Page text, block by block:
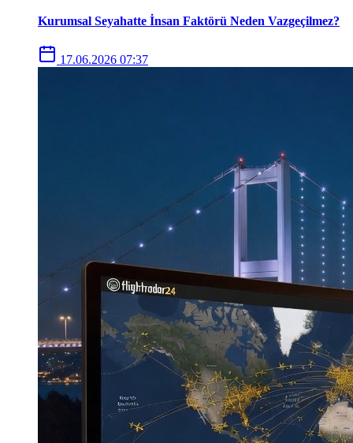
Kurumsal Seyahatte İnsan Faktörü Neden Vazgeçilmez?
17.06.2026 07:37